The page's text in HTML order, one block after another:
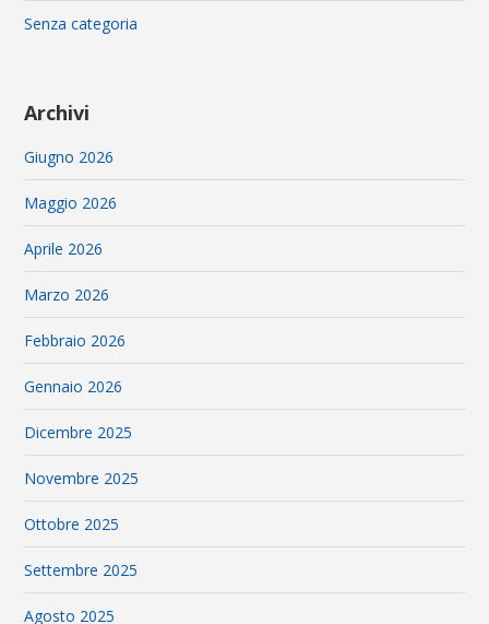
Senza categoria
Archivi
Giugno 2026
Maggio 2026
Aprile 2026
Marzo 2026
Febbraio 2026
Gennaio 2026
Dicembre 2025
Novembre 2025
Ottobre 2025
Settembre 2025
Agosto 2025